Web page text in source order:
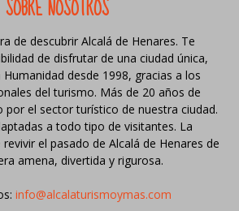
SOBRE NOSOTROS
de descubrir Alcalá de Henares. Te
de disfrutar de una ciudad única,
desde 1998, gracias a los
del turismo. Más de 20 años de
por el sector turístico de nuestra ciudad.
a todo tipo de visitantes. La
el pasado de Alcalá de Henares de
amena, divertida y rigurosa.
info@alcalaturismoymas.com